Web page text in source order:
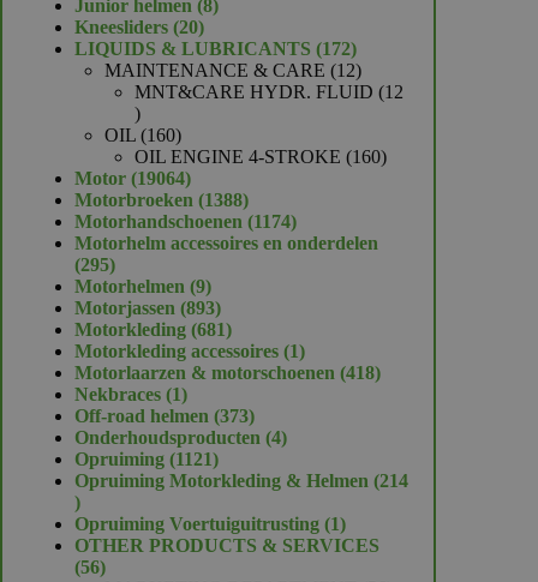
product
Junior helmen 88
Kneesliders 2020
producten
LIQUIDS & LUBRICANTS 172172
producten
MAINTENANCE & CARE 1212
producten
MNT&CARE HYDR. FLUID
12
12
producten
OIL 160160
producten
OIL ENGINE 4-STROKE 160160
Motor 1906419064
producten
Motorbroeken 13881388
producten
Motorhandschoenen 11741174
producten
Motorhelm accessoires en onderdelen
295295
producten
Motorhelmen 99
producten
Motorjassen 893893
producten
Motorkleding 681681
producten
Motorkleding accessoires 11
product
Motorlaarzen & motorschoenen 418418
Nekbraces 11
product
Off-road helmen 373373
producten
Onderhoudsproducten 44
Opruiming 11211121
producten
Opruiming Motorkleding & Helmen
214
214
producten
Opruiming Voertuiguitrusting 11
product
OTHER PRODUCTS & SERVICES
5656